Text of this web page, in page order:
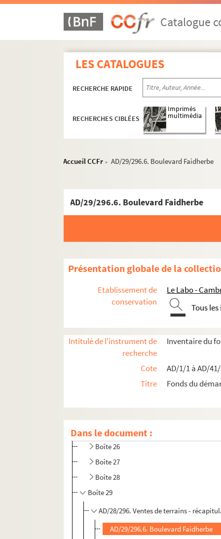
Catalogue
LES CATALOGUES
RECHERCHE RAPIDE
RECHERCHES CIBLÉES
Imprimés
multimédia
Accueil CCFr > AD/29/296.6. Boulevard Faidherbe
AD/29/296.6. Boulevard Faidherbe
Présentation globale de la
Etablissement de
conservation
Le Labo -
Tous
Intitulé de l'instrument de
recherche
Inventaire du
Cote
AD/1/1 à AD/
Titre
Fonds du
Dans le document :
Travaux de voirie
Bâtiments communaux
Travaux de salubrité publique
Boîte 25
Boîte 26
Boîte 27
Boîte 28
Boîte 29
AD/28/296. Ventes de terrains -
AD/29/296.6. Boulevard Faidherbe